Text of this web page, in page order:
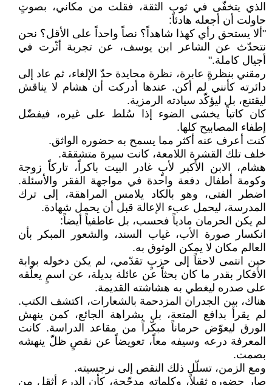
الذي يتخفّى في ثوب الثقة، فقلت من مكاني، بصوتٍ
حاولت أن أجعله هادئاً:
"ألا يستحق رأي كهذا شاهداً؟ نصاً واحداً على الأقل؟ نحن
نتحدّث عن الشاعر ابن يوسف، عن تجربة أثّرت في
أجيال كاملة."
رمقني بنظرةٍ عابرة، نظرة محايدة حدّ الإلغاء، ثم عاد إلى
دائرته كأنني لم أكن. عندها أدركت أن هشام لا يناقش
ليقتنع، بل ليؤكّد سيادته الرمزية.
كان كاتباً يخشى الضوء إذا سُلط على غيره، فيفضّل
إطفاء المصابيح كلها.
كنت أعرف عنه أكثر مما يسمح به حضوره الواثق.
خلف تلك القشرة اللامعة، كانت سيرة متشققة.
هشام، الابن الأكبر لأبٍ غادر البيت باكراً، تاركاً زوجة
وكومة أطفال دفعة واحدة في مواجهة الفقر والأسئلة.
اضطر الفتى، وهو بالكاد يلامس المراهقة، إلى ترك
المدرسة، ليحمل عبء الإعالة قبل أن يحمل شهادة.
لم يكن الحرمان مادياً فحسب، بل عاطفياً أيضاً:
انكسار صورة الأب، غياب السند، والشعور المبكر بأن
العالم مكان لا يمكن الوثوق به.
حين انتمى لاحقاً إلى حزبٍ تقدّمي، لم يكن دخوله بوابة
الأفكار بقدر ما كان بحثاً عن عائلة بديلة، عن اسمٍ يعلّقه
على صدره ليغطي به هشاشته القديمة.
هناك، بين الجدران المزدحمة بالشعارات، اكتشف الكتب.
لم يقرأ بدافع المتعة، بل بشراهة الجائع، كمن ينهش
الورق ليعوّض حرماناً مبكّراً من مقاعد الدراسة. كانت
المعرفة درعه وسيفه معاً، تعويضاً عن نقصٍ ظلّ ينهشه
بصمت.
ومع الزمن، تسلّل ذلك النقص إلى نرجسيته.
صار حضوره ثقيلاً، وكلماته مدجّجة، كأن الدرع أثقل من